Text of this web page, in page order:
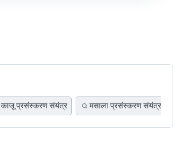
काजू प्रसंस्करण संयंत्र मसाला प्रसंस्करण संयंत्र